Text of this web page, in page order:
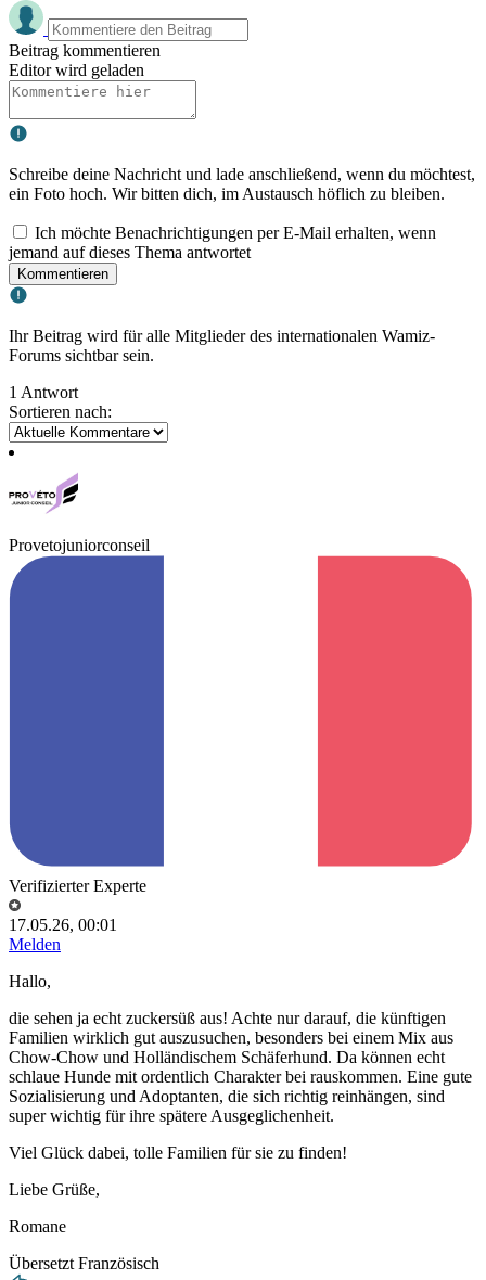
Beitrag kommentieren
Editor wird geladen
Schreibe deine Nachricht und lade anschließend, wenn du möchtest,
ein Foto hoch. Wir bitten dich, im Austausch höflich zu bleiben.
Ich möchte Benachrichtigungen per E-Mail erhalten, wenn
jemand auf dieses Thema antwortet
Kommentieren
Ihr Beitrag wird für alle Mitglieder des internationalen Wamiz-
Forums sichtbar sein.
1 Antwort
Sortieren nach:
Provetojuniorconseil
Verifizierter Experte
17.05.26, 00:01
Melden
Hallo,
die sehen ja echt zuckersüß aus! Achte nur darauf, die künftigen
Familien wirklich gut auszusuchen, besonders bei einem Mix aus
Chow-Chow und Holländischem Schäferhund. Da können echt
schlaue Hunde mit ordentlich Charakter bei rauskommen. Eine gute
Sozialisierung und Adoptanten, die sich richtig reinhängen, sind
super wichtig für ihre spätere Ausgeglichenheit.
Viel Glück dabei, tolle Familien für sie zu finden!
Liebe Grüße,
Romane
Übersetzt Französisch